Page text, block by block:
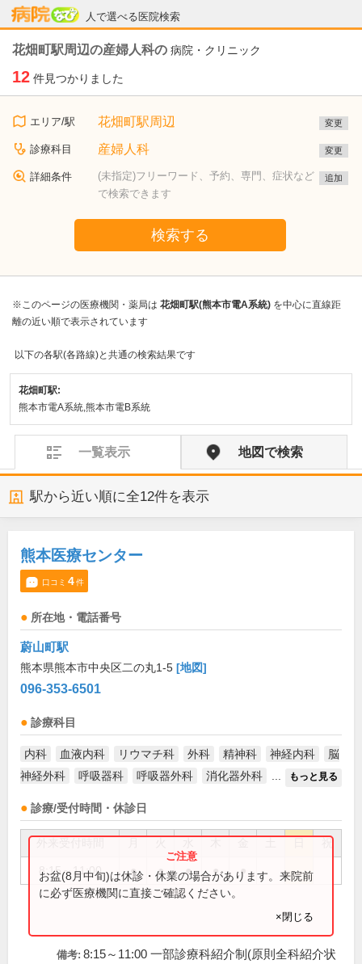
人で選べる医院検索
病院なび
花畑町駅周辺の産婦人科の 病院・クリニック
12 件見つかりました
エリア/駅 花畑町駅周辺 変更
診療科目 産婦人科 変更
詳細条件
(未指定)フリーワード、予約、専門、症状など
で検索できます
追加
検索する
※このページの医療機関・薬局は 花畑町駅(熊本市電A系統) を中心に直線距
離の近い順で表示されています
以下の各駅(各路線)と共通の検索結果です
花畑町駅:
熊本市電A系統,熊本市電B系統
一覧表示 地図で検索
駅から近い順に全12件を表示
熊本医療センター
口コミ 4件
所在地・電話番号
蔚山町駅
熊本県熊本市中央区二の丸1-5 [地図]
096-353-6501
診療科目
内科 血液内科 リウマチ科 外科 精神科 神経内科
脳
神経外科
呼吸器科 呼吸器外科 消化器外科 もっと見る
診療/受付時間・休診日
祝
8:15～11:00 ● ● ● ● ●
お盆(8月中旬)は休診・休業の場合があります。来院前
に必ず医療機関に直接ご確認ください。
×閉じる
備考: 8:15～11:00 一部診療科紹介制(原則全科紹介状